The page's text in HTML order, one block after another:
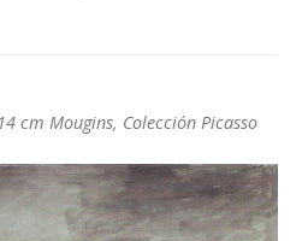
cm Mougins, Colección Picasso